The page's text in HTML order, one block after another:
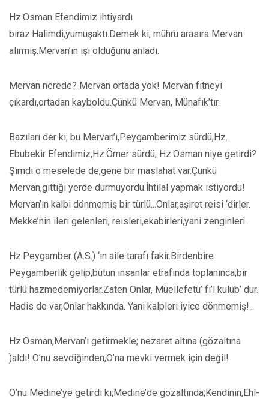
Hz.Osman Efendimiz ihtiyardı
biraz.Halimdi,yumuşaktı.Demek ki; mührü arasıra Mervan
alırmış.Mervan’ın işi olduğunu anladı.
Mervan nerede? Mervan ortada yok! Mervan fitneyi
çıkardı,ortadan kayboldu.Çünkü Mervan, Münafık’tır.
Bazıları der ki; bu Mervan’ı,Peygamberimiz sürdü,Hz.
Ebubekir Efendimiz,Hz.Ömer sürdü; Hz.Osman niye getirdi?
Şimdi o meselede de,gene bir maslahat var.Çünkü
Mervan,gittiği yerde durmuyordu.İhtilal yapmak istiyordu!
Mervan’ın kalbi dönmemiş bir türlü...Onlar,aşiret reisi ‘dirler.
Mekke’nin ileri gelenleri, reisleri,ekabirleri,yani zenginleri.
Hz.Peygamber (A.S.) ‘ın aile tarafı fakir.Birdenbire
Peygamberlik gelip;bütün insanlar etrafında toplanınca;bir
türlü hazmedemiyorlar.Zaten Onlar, Müellefetü’ fi’l kulüb’ dur.
Hadis de var,Onlar hakkında. Yani kalpleri iyice dönmemiş!..
Hz.Osman,Mervan’ı getirmekle; nezaret altına (gözaltına
)aldı! O’nu sevdiğinden,O’na mevki vermek için değil!
O’nu Medine’ye getirdi ki;Medine’de gözaltında;Kendinin,Ehl-